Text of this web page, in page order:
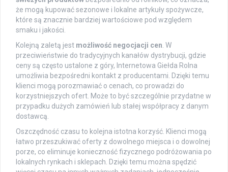
że mogą kupować sezonowe i lokalne artykuły spożywcze,
które są znacznie bardziej wartościowe pod względem
smaku i jakości.
Kolejną zaletą jest możliwość negocjacji cen . W
przeciwieństwie do tradycyjnych kanałów dystrybucji, gdzie
ceny są często ustalone z góry, Internetowa Giełda Rolna
umożliwia bezpośredni kontakt z producentami. Dzięki temu
klienci mogą porozmawiać o cenach, co prowadzi do
korzystniejszych ofert. Może to być szczególnie przydatne w
przypadku dużych zamówień lub stałej współpracy z danym
dostawcą.
Oszczędność czasu to kolejna istotna korzyść. Klienci mogą
łatwo przeszukiwać oferty z dowolnego miejsca i o dowolnej
porze, co eliminuje konieczność fizycznego podróżowania po
lokalnych rynkach i sklepach. Dzięki temu można spędzić